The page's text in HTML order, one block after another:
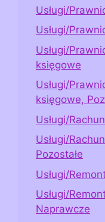
Usługi/
Usługi/
Usługi/
księgowe
Usługi/
księgowe,
Usługi/
Usługi/
Pozostałe
Usługi/
Usługi/
Naprawcze